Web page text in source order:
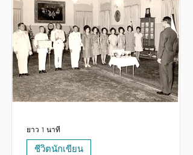
รักษาจอประสาทพระเนตร สถิตในดวงใจ
ตราบนิจนิรันดร์ น้อมสำนึกในพระ
มหากรุณาธิคุณเป็นล้นพ้นอันหาที่สุด
มิได้ ซ้ายมือของภาพ : นพ.สรรพัฒน์ รัต
นิน (คุณหมอไต๋) ค่ะ จาก FB : โต๊ะป้าศรี
CH Table วันที่ 24 ธันวาคม
ชีวิตนักเขียน
ยาว 1 นาที